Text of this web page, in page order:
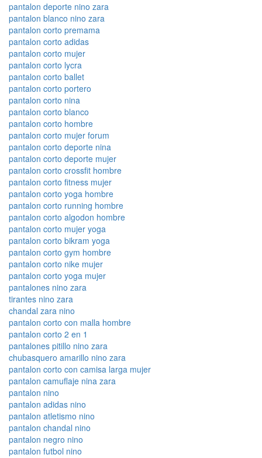
pantalon deporte nino zara
pantalon blanco nino zara
pantalon corto premama
pantalon corto adidas
pantalon corto mujer
pantalon corto lycra
pantalon corto ballet
pantalon corto portero
pantalon corto nina
pantalon corto blanco
pantalon corto hombre
pantalon corto mujer forum
pantalon corto deporte nina
pantalon corto deporte mujer
pantalon corto crossfit hombre
pantalon corto fitness mujer
pantalon corto yoga hombre
pantalon corto running hombre
pantalon corto algodon hombre
pantalon corto mujer yoga
pantalon corto bikram yoga
pantalon corto gym hombre
pantalon corto nike mujer
pantalon corto yoga mujer
pantalones nino zara
tirantes nino zara
chandal zara nino
pantalon corto con malla hombre
pantalon corto 2 en 1
pantalones pitillo nino zara
chubasquero amarillo nino zara
pantalon corto con camisa larga mujer
pantalon camuflaje nina zara
pantalon nino
pantalon adidas nino
pantalon atletismo nino
pantalon chandal nino
pantalon negro nino
pantalon futbol nino